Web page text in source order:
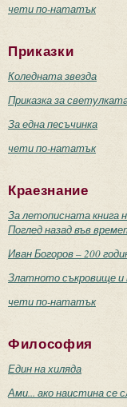
чети по-нататък
Приказки
Коледната звезда
Приказка за
За една песъчинка
чети по-нататък
Краезнание
За летописната книга
Поглед назад във
Иван Богоров – 200
Златното съкровище и
чети по-нататък
Философия
Един на хиляда
Ами... ако наистина се